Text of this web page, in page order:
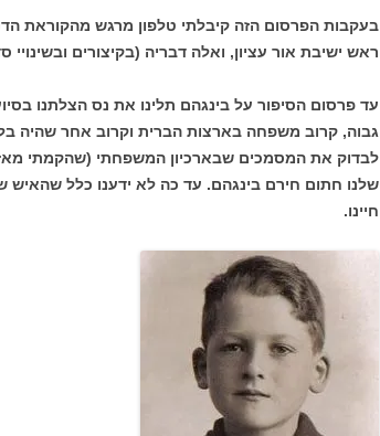
בעקבות הפרסום הזה קיבלתי טלפון מרגש מהקוראת
ראש ישיבת אור עציון, ואלה דבריה (בקיצורים ובשינויי
עד פרסום הסיפור על בינגהם תלינו את נס הצלתנו
גבוה, קרוב משפחה בארצות הברית וקרוב אחר שהיה
לבדוק את המסמכים שבארכיון המשפחתי (שהקמתי מאז
שלנו חתום חירם בינגהם. עד כה לא ידענו כלל שהאיש
חיינו.